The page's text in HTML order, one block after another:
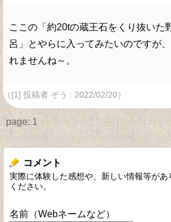
ここの「約20tの蔵王石をくり抜いた
呂」とやらに入ってみたいのですが
れませんね～。
（[1] 投稿者 ぞう : 2022/02/20）
page: 1
コメント
実際に体験した感想や、新しい情報等が
ください。
名前（Webネームなど）